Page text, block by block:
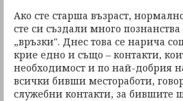
Ако сте старша възраст,
сте си създали много
„връзки". Днес това се нарича
крие едно и също – контакти,
необходимост и по най-добрия
всички бивши местоработи,
служебни контакти, за бившите